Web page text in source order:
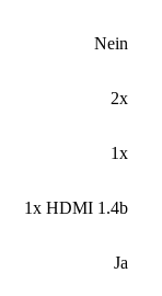
Nein
2x
1x
1x HDMI 1.4b
Ja